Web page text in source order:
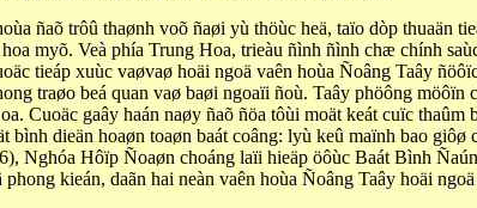
ñaõ trôû thaønh voõ ñaøi yù thöùc heä, taïo dòp
myõ. Veà phía Trung Hoa, trieàu ñình ñình chæ chính
tieáp xuùc vaøvaø hoäi ngoä vaên hoùa Ñoâng Taây
traøo beá quan vaø baøi ngoaïi ñoù. Taây phöông
Cuoäc gaây haán naøy ñaõ ñöa tôùi moät keát cuïc
bình dieän hoaøn toaøn baát coâng: lyù keû maïnh bao
Nghóa Hôïp Ñoaøn choáng laïi hieäp öôùc Baát Bình
kieán, daãn hai neàn vaên hoùa Ñoâng Taây hoäi